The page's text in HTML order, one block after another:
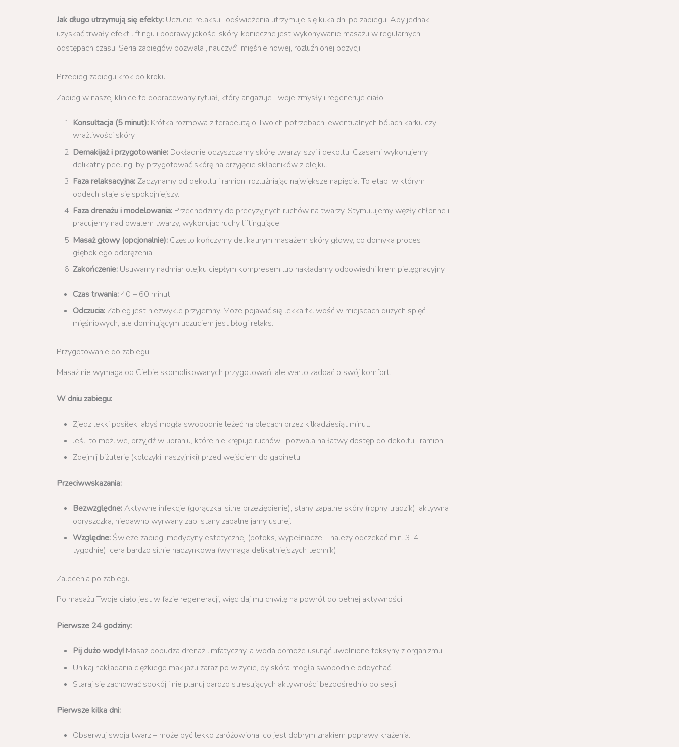
Jak długo utrzymują się efekty: Uczucie relaksu i odświeżenia utrzymuje się kilka dni po zabiegu. Aby jednak
uzyskać trwały efekt liftingu i poprawy jakości skóry, konieczne jest wykonywanie masażu w regularnych
odstępach czasu. Seria zabiegów pozwala „nauczyć” mięśnie nowej, rozluźnionej pozycji.
Przebieg zabiegu krok po kroku
Zabieg w naszej klinice to dopracowany rytuał, który angażuje Twoje zmysły i regeneruje ciało.
Konsultacja (5 minut): Krótka rozmowa z terapeutą o Twoich potrzebach, ewentualnych bólach karku czy
wrażliwości skóry.
Demakijaż i przygotowanie: Dokładnie oczyszczamy skórę twarzy, szyi i dekoltu. Czasami wykonujemy
delikatny peeling, by przygotować skórę na przyjęcie składników z olejku.
Faza relaksacyjna: Zaczynamy od dekoltu i ramion, rozluźniając największe napięcia. To etap, w którym
oddech staje się spokojniejszy.
Faza drenażu i modelowania: Przechodzimy do precyzyjnych ruchów na twarzy. Stymulujemy węzły chłonne i
pracujemy nad owalem twarzy, wykonując ruchy liftingujące.
Masaż głowy (opcjonalnie): Często kończymy delikatnym masażem skóry głowy, co domyka proces
głębokiego odprężenia.
Zakończenie: Usuwamy nadmiar olejku ciepłym kompresem lub nakładamy odpowiedni krem pielęgnacyjny.
Czas trwania:40 – 60 minut.
Odczucia: Zabieg jest niezwykle przyjemny. Może pojawić się lekka tkliwość w miejscach dużych spięć
mięśniowych, ale dominującym uczuciem jest błogi relaks.
Przygotowanie do zabiegu
Masaż nie wymaga od Ciebie skomplikowanych przygotowań, ale warto zadbać o swój komfort.
W dniu zabiegu:
Zjedz lekki posiłek, abyś mogła swobodnie leżeć na plecach przez kilkadziesiąt minut.
Jeśli to możliwe, przyjdź w ubraniu, które nie krępuje ruchów i pozwala na łatwy dostęp do dekoltu i ramion.
Zdejmij biżuterię (kolczyki, naszyjniki) przed wejściem do gabinetu.
Przeciwwskazania:
Bezwzględne:Aktywne infekcje (gorączka, silne przeziębienie), stany zapalne skóry (ropny trądzik), aktywna
opryszczka, niedawno wyrwany ząb, stany zapalne jamy ustnej.
Względne: Świeże zabiegi medycyny estetycznej (botoks, wypełniacze – należy odczekać min. 3-4
tygodnie), cera bardzo silnie naczynkowa (wymaga delikatniejszych technik).
Zalecenia po zabiegu
Po masażu Twoje ciało jest w fazie regeneracji, więc daj mu chwilę na powrót do pełnej aktywności.
Pierwsze 24 godziny:
Pij dużo wody! Masaż pobudza drenaż limfatyczny, a woda pomoże usunąć uwolnione toksyny z organizmu.
Unikaj nakładania ciężkiego makijażu zaraz po wizycie, by skóra mogła swobodnie oddychać.
Staraj się zachować spokój i nie planuj bardzo stresujących aktywności bezpośrednio po sesji.
Pierwsze kilka dni:
Obserwuj swoją twarz – może być lekko zaróżowiona, co jest dobrym znakiem poprawy krążenia.